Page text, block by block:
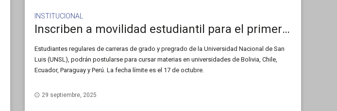
INSTITUCIONAL
Inscriben a movilidad estudiantil para el primer cuatrimestre del 2026
Estudiantes regulares de carreras de grado y pregrado de la Universidad Nacional de San
Luis (UNSL), podrán postularse para cursar materias en universidades de Bolivia, Chile,
Ecuador, Paraguay y Perú. La fecha límite es el 17 de octubre.
29 septiembre, 2025